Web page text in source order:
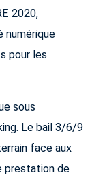
2020,
numérique
pour les
sous
Le bail 3/6/9
face aux
prestation de